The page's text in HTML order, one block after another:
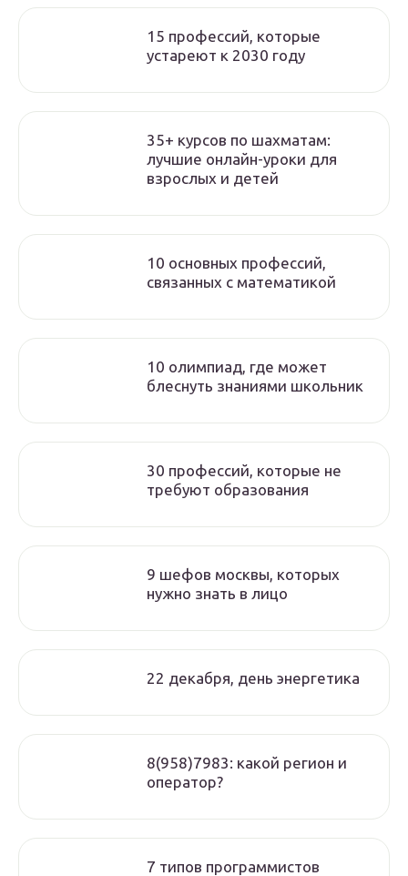
15 профессий, которые
устареют к 2030 году
35+ курсов по шахматам:
лучшие онлайн-уроки для
взрослых и детей
10 основных профессий,
связанных с математикой
10 олимпиад, где может
блеснуть знаниями школьник
30 профессий, которые не
требуют образования
9 шефов москвы, которых
нужно знать в лицо
22 декабря, день энергетика
8(958)7983: какой регион и
оператор?
7 типов программистов